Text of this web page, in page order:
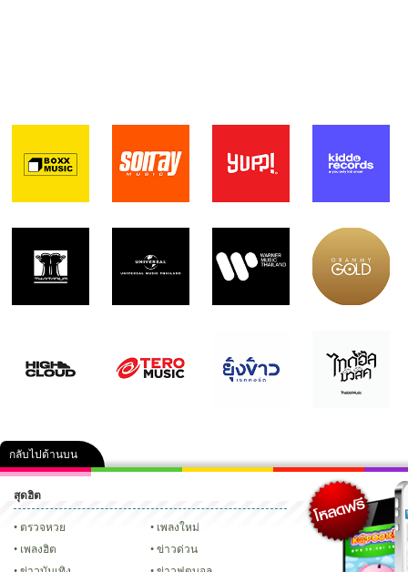
กลับไปด้านบน
คลิป ภาพ ปฏิทิน 2556 เฟซบุ๊ก ทวิ
Glitter
สุดฮิต
ตรวจหวย
เพลงใหม่
เพลงฮิต
ข่าวด่วน